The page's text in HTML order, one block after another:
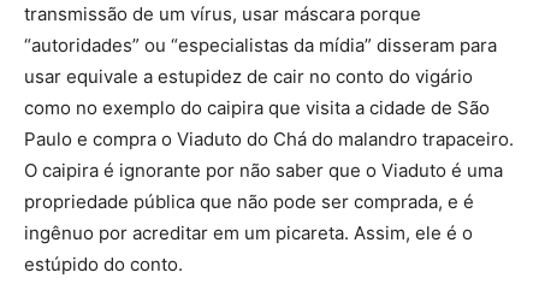
transmissão de um vírus, usar máscara porque
“autoridades” ou “especialistas da mídia” disseram para
usar equivale a estupidez de cair no conto do vigário
como no exemplo do caipira que visita a cidade de São
Paulo e compra o Viaduto do Chá do malandro trapaceiro.
O caipira é ignorante por não saber que o Viaduto é uma
propriedade pública que não pode ser comprada, e é
ingênuo por acreditar em um picareta. Assim, ele é o
estúpido do conto.